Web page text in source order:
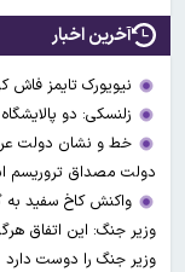
آخرین اخبار
نیویورک تایمز فاش
زلنسکی: دو
خط و نشان دولت
دولت مصداق تروریسم
واکنش کاخ سفید به
وزیر جنگ: این اتفاق
وزیر جنگ را دوست دارد